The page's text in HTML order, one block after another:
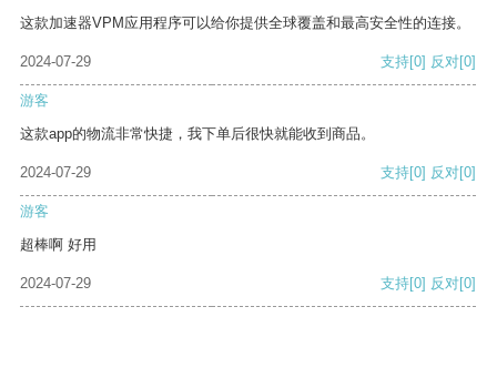
这款加速器VPM应用程序可以给你提供全球覆盖和最高安全性的连接。
2024-07-29 支持[0] 反对[0]
游客
这款app的物流非常快捷，我下单后很快就能收到商品。
2024-07-29 支持[0] 反对[0]
游客
超棒啊 好用
2024-07-29 支持[0] 反对[0]